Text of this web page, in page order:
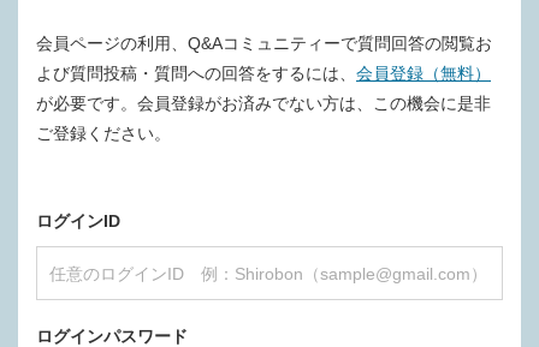
会員ページの利用、Q&Aコミュニティーで質問回答の閲覧お
よび質問投稿・質問への回答をするには、 会員登録（無料）
が必要です。会員登録がお済みでない方は、この機会に是非
ご登録ください。
ログインID
ログインパスワード